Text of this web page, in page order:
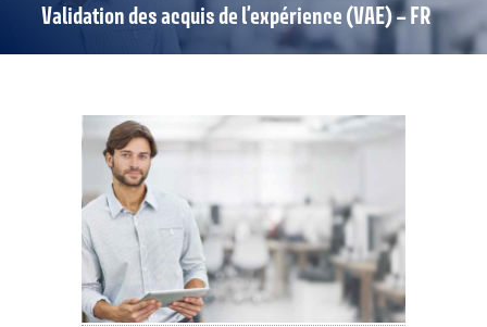
Validation des acquis de l’expérience (VAE) – FR